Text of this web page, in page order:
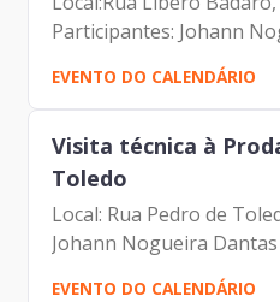
Participantes: Johann
Francisco de Souza
Silva
EVENTO DO CALENDÁRIO
Visita técnica à
Toledo
Local: Rua Pedro de
Johann Nogueira Dantas
Roberto Ruas Junior
EVENTO DO CALENDÁRIO